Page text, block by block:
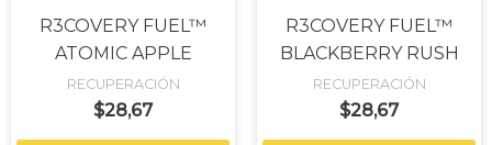
R3COVERY FUEL™
ATOMIC APPLE
RECUPERACIÓN
$28,67
R3COVERY FUEL™
BLACKBERRY RUSH
RECUPERACIÓN
$28,67